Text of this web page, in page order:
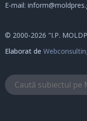
E-mail:
© 2000-2026 "I.P.
Elaborat de